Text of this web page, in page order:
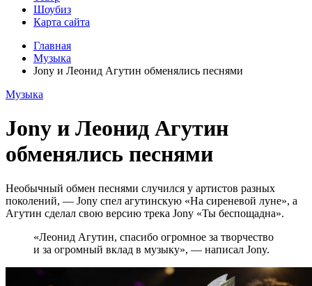
Шоубиз
Карта сайта
Главная
Музыка
Jony и Леонид Агутин обменялись песнями
Музыка
Jony и Леонид Агутин
обменялись песнями
Необычный обмен песнями случился у артистов разных
поколений, — Jony спел агутинскую «На сиреневой луне», а
Агутин сделал свою версию трека Jony «Ты беспощадна».
«Леонид Агутин, спасибо огромное за творчество
и за огромный вклад в музыку», — написал Jony.